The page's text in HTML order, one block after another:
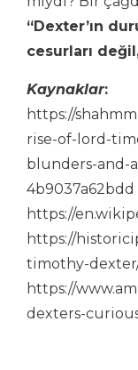
“Dexter’ın
cesurları
Kaynaklar:
https://
rise-of-lord-
blunders-and-
4b9037a62bdd
https://
https://
timothy-
https://
dexters-